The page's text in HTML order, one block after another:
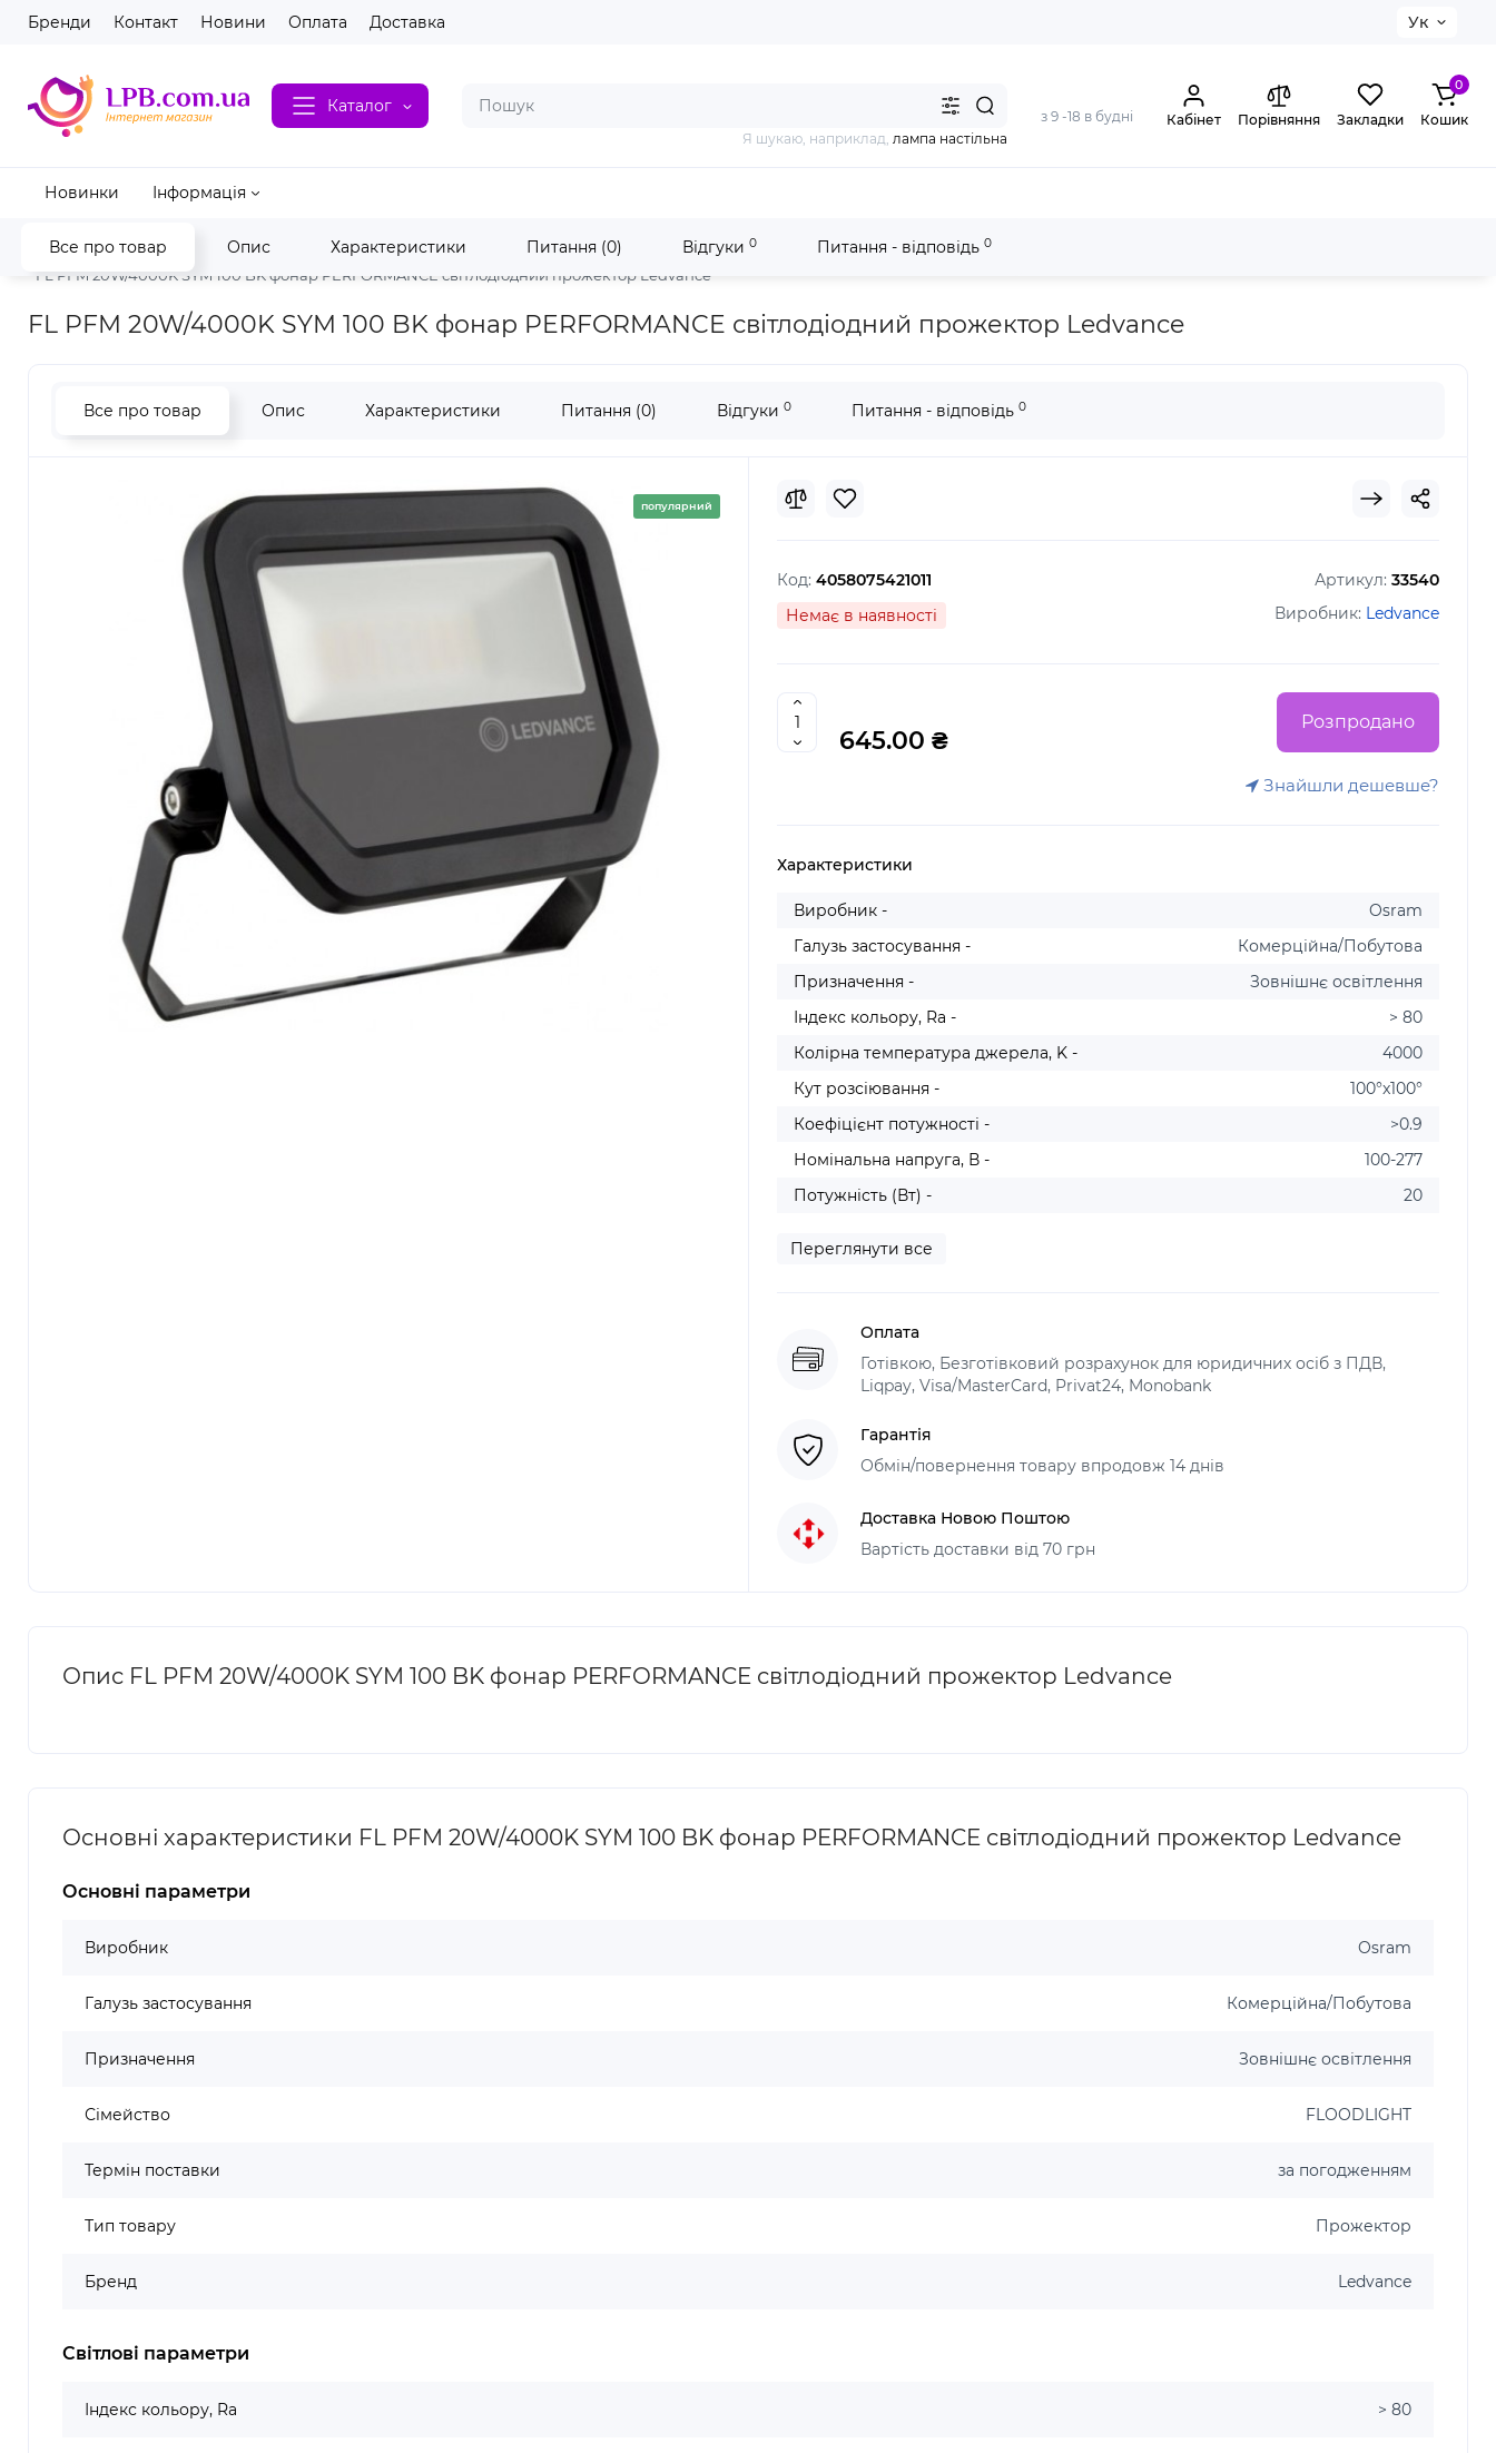
Бренди Контакт Новини Оплата Доставка Ук
Каталог
з 9 -18 в будні
Я шукаю, наприклад, лампа настільна
Кабінет Порівняння Закладки
0
Кошик
Новинки Інформація
Все про товар Опис Характеристики Питання (0) Відгуки 0 Питання - відповідь 0
Головна Електрика Лампи OSRAM / LEDVANCE Світильники LEDVANCE OSRAM
Ліхтарі Прожектори FLOODLIGHT LedVance
FL PFM 20W/4000K SYM 100 BK фонар PERFORMANCE світлодіодний прожектор Ledvance
FL PFM 20W/4000K SYM 100 BK фонар PERFORMANCE світлодіодний прожектор Ledvance
Все про товар Опис Характеристики Питання (0) Відгуки 0 Питання - відповідь 0
популярний
Код: 4058075421011 Артикул: 33540
Виробник: Ledvance
Немає в наявності
645.00 ₴
Розпродано
Знайшли дешевше?
Характеристики
Виробник -
Osram
Галузь застосування -
Комерційна/Побутова
Призначення -
Зовнішнє освітлення
Індекс кольору, Ra -
> 80
Колірна температура джерела, K -
4000
Кут розсіювання -
100°x100°
Коефіцієнт потужності -
>0.9
Номінальна напруга, В -
100-277
Потужність (Вт) -
20
Переглянути все
Оплата
Готівкою, Безготівковий розрахунок для юридичних осіб з ПДВ,
Liqpay, Visa/MasterCard, Privat24, Monobank
Гарантія
Обмін/повернення товару впродовж 14 днів
Доставка Новою Поштою
Вартість доставки від 70 грн
Опис FL PFM 20W/4000K SYM 100 BK фонар PERFORMANCE світлодіодний прожектор Ledvance
Основні характеристики FL PFM 20W/4000K SYM 100 BK фонар PERFORMANCE світлодіодний прожектор Ledvance
Основні параметри
Виробник Osram
Галузь застосування Комерційна/Побутова
Призначення Зовнішнє освітлення
Сімейство FLOODLIGHT
Термін поставки за погодженням
Тип товару Прожектор
Бренд Ledvance
Світлові параметри
Індекс кольору, Ra > 80